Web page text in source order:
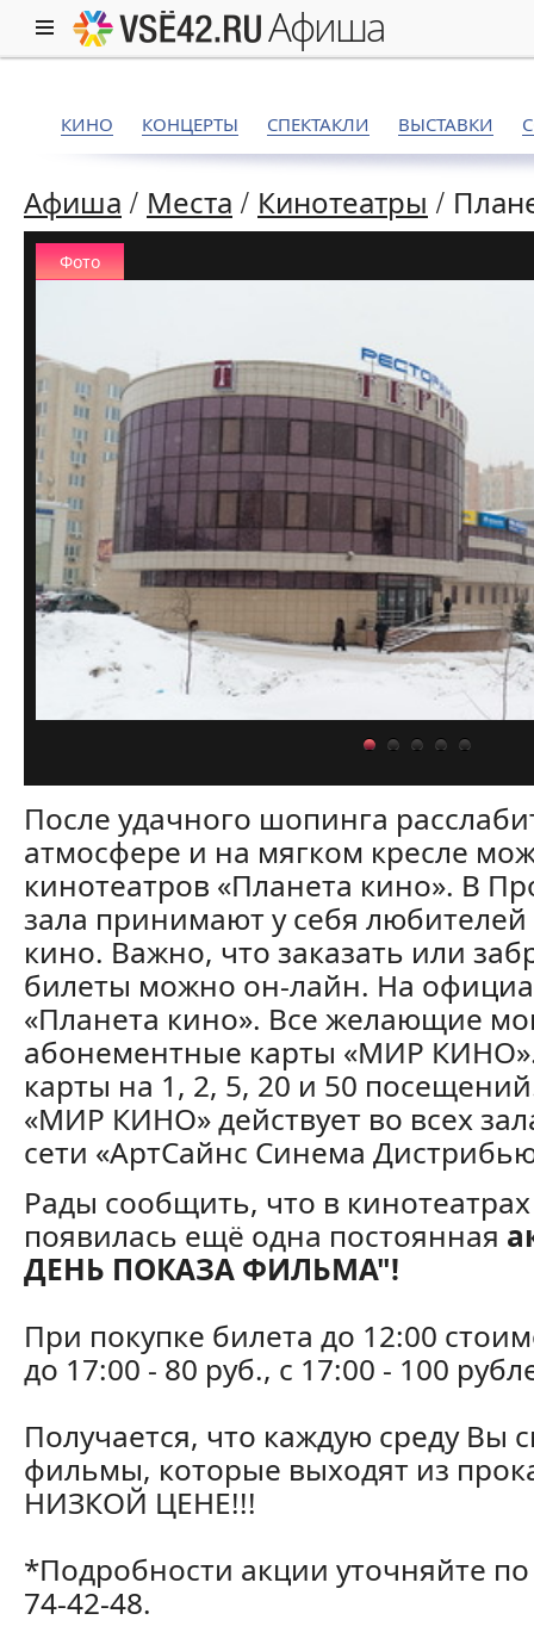
афиша
КИНО КОНЦЕРТЫ СПЕКТАКЛИ ВЫСТАВКИ
Афиша / Места / Кинотеатры /
Фото
После удачного шопинга
атмосфере и на мягком кресле
кинотеатров «Планета кино». В
зала принимают у себя любителей
кино. Важно, что заказать или
билеты можно он-лайн. На
«Планета кино». Все желающие
абонементные карты «МИР
карты на 1, 2, 5, 20 и 50
«МИР КИНО» действует во всех
сети «АртСайнс Синема
Рады сообщить, что в
появилась ещё одна постоянная
ДЕНЬ ПОКАЗА ФИЛЬМА"!
При покупке билета до 12:00
до 17:00 - 80 руб., с 17:00 - 100
Получается, что каждую среду Вы
фильмы, которые выходят из
НИЗКОЙ ЦЕНЕ!!!
*Подробности акции уточняйте
74-42-48.